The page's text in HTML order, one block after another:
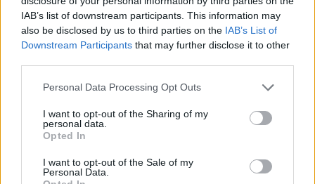
IAB’s list of downstream participants. This information may
also be disclosed by us to third parties on the IAB’s List of
Downstream Participants that may further disclose it to other
Personal Data Processing Opt Outs
I want to opt-out of the Sharing of my
personal data.
Opted In
I want to opt-out of the Sale of my
Personal Data.